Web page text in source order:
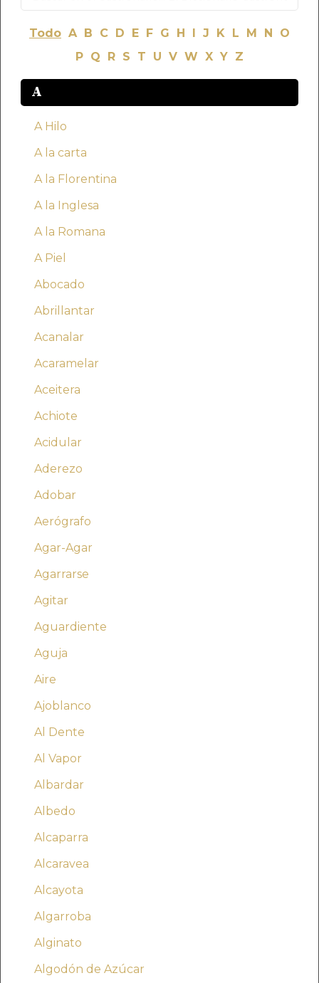
Todo A B C D E F G H I J K L M N
O
P Q R S T U V W X Y Z
A
A Hilo
A la carta
A la Florentina
A la Inglesa
A la Romana
A Piel
Abocado
Abrillantar
Acanalar
Acaramelar
Aceitera
Achiote
Acidular
Aderezo
Adobar
Aerógrafo
Agar-Agar
Agarrarse
Agitar
Aguardiente
Aguja
Aire
Ajoblanco
Al Dente
Al Vapor
Albardar
Albedo
Alcaparra
Alcaravea
Alcayota
Algarroba
Alginato
Algodón de Azúcar